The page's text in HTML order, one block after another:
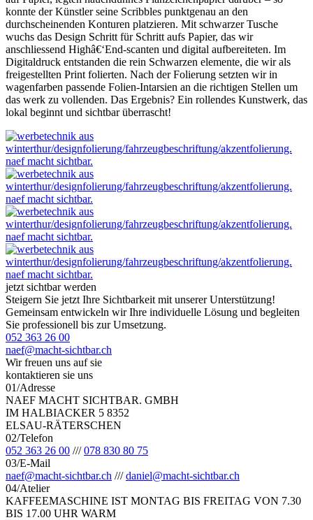
konnte der Künstler seine Scribbles punktgenau an den
durchscheinenden Konturen platzieren. Mit schwarzer Tusche
wuchs das Design Schritt für Schritt aufs Papier, das wir
anschliessend Highâ€‘End-scanten und digital aufbereiteten. Im
Digitaldruck entstanden die rein Schwarzen elemente, die wir als
freigestellten Print folierten. Nach der Folierung setzten wir in
wagenfarben passende Folien-Intarsien an die richtigen Stellen um
das werk zu vollenden. Das Ergebnis? Ein rollendes Kunstwerk, das
lokal beginnt und sichtbar überrascht!
jetzt sichtbar werden
Steigern Sie jetzt Ihre Sichtbarkeit mit unserer Unterstützung!
Gemeinsam entwickeln wir Ihre individuelle Lösung und begleiten
Sie professionell bis zur Umsetzung.
052 363 26 00
naef@macht-sichtbar.ch
Wir freuen uns auf sie
kontaktieren sie uns
01/Adresse
NAEF MACHT SICHTBAR. GMBH
IM HALBIACKER 5 8352
ELSAU-RÄTERSCHEN
02/Telefon
052 363 26 00 /// 078 830 80 75
03/E-Mail
naef@macht-sichtbar.ch /// daniel@macht-sichtbar.ch
04/Atelier
KAFFEEMASCHINE IST MONTAG BIS FREITAG VON 7.30
BIS 17.00 UHR WARM